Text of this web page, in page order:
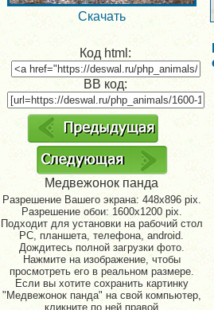
Скачать
Код html:
BB код:
Медвежонок панда
Разрешение Вашего экрана: 448x896 pix.
Разрешение обои: 1600x1200 pix.
Подходит для установки на рабочий стол
PC, планшета, телефона, android.
Дождитесь полной загрузки фото.
Нажмите на изображение, чтобы
просмотреть его в реальном размере.
Если вы хотите сохранить картинку
"Медвежонок панда" на свой компьютер,
кликните по ней правой